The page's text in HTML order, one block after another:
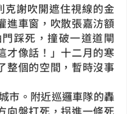
克謝吹開遮住視線的金
進車窗，吹散張嘉汸額
踩死，撞破一道道閘
才像話！」十二月的寒
整個的空間，暫時沒事
市。附近巡邏車隊的轟
向盤打死，拐進一條死